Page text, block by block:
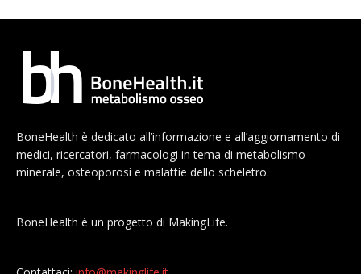
BoneHealth è dedicato all’informazione e all’aggiornamento di
medici, ricercatori, farmacologi in tema di metabolismo
minerale, osteoporosi e malattie dello scheletro.
BoneHealth è un progetto di MakingLife.